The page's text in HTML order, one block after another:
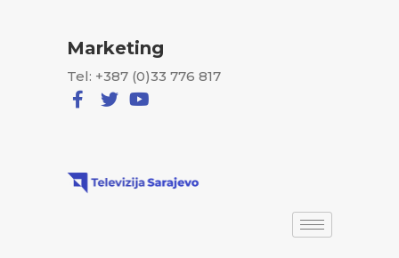
Marketing
Tel: +387 (0)33 776 817